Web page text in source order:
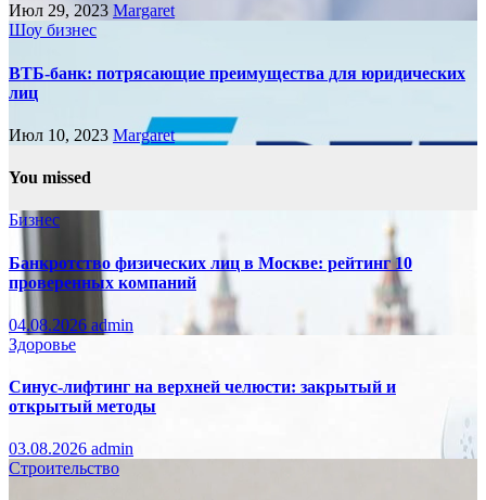
Июл 29, 2023 Margaret
Шоу бизнес
ВТБ-банк: потрясающие преимущества для юридических
лиц
Июл 10, 2023 Margaret
You missed
Бизнес
Банкротство физических лиц в Москве: рейтинг 10
проверенных компаний
04.08.2026 admin
Здоровье
Синус-лифтинг на верхней челюсти: закрытый и
открытый методы
03.08.2026 admin
Строительство